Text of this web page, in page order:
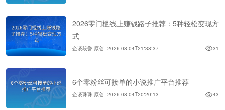
2026零门槛线上赚钱路子推荐：5种轻松变现方
式
企谈段誉 原创 2026-08-04T21:38:37 31
6个零粉丝可接单的小说推广平台推荐
企谈珠珠 原创 2026-08-04T20:20:13 43